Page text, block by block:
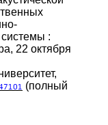
:
22 октября
(полный